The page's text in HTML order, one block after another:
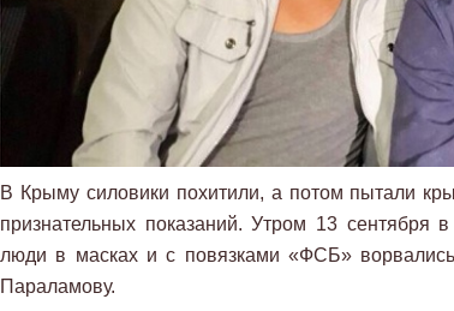
В Крыму силовики похитили, а потом пытали
признательных показаний. Утром 13 сентября
люди в масках и с повязками «ФСБ»
Параламову.